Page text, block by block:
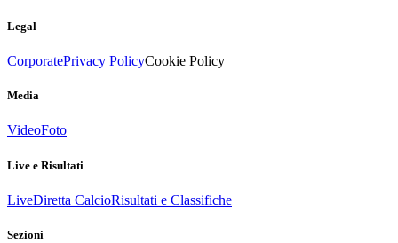
Legal
CorporatePrivacy PolicyCookie Policy
Media
VideoFoto
Live e Risultati
LiveDiretta CalcioRisultati e Classifiche
Sezioni